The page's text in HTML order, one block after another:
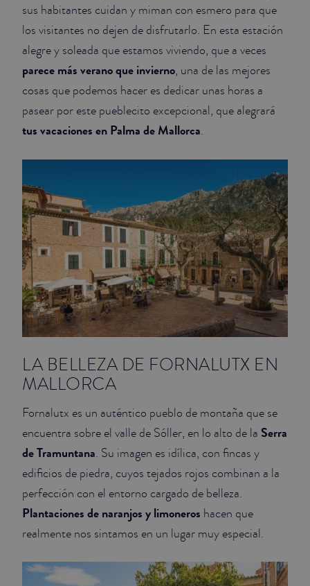
sus habitantes cuidan y miman con esmero para que
los visitantes no dejen de disfrutarlo. En esta estación
alegre y soleada que estamos viviendo, que a veces
parece más verano que invierno, una de las mejores
cosas que podemos hacer es dedicar unas horas a
pasear por este pueblecito excepcional, que alegrará
tus vacaciones en Palma de Mallorca.
LA BELLEZA DE FORNALUTX EN
MALLORCA
Fornalutx es un auténtico pueblo de montaña que se
encuentra sobre el valle de Sóller, en lo alto de la Serra
de Tramuntana. Su imagen es idílica, con fincas y
edificios de piedra, cuyos tejados rojos combinan a la
perfección con el entorno cargado de belleza.
Plantaciones de naranjos y limoneros hacen que
realmente nos sintamos en un lugar muy especial.